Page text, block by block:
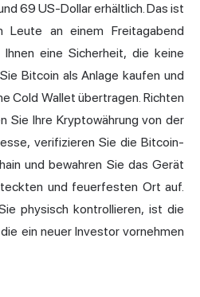
69 US-Dollar erhältlich. Das ist
Leute an einem Freitagabend
eine Sicherheit, die keine
Bitcoin als Anlage kaufen und
Cold Wallet übertragen. Richten
Sie Ihre Kryptowährung von der
verifizieren Sie die Bitcoin-
und bewahren Sie das Gerät
und feuerfesten Ort auf.
physisch kontrollieren, ist die
ein neuer Investor vornehmen